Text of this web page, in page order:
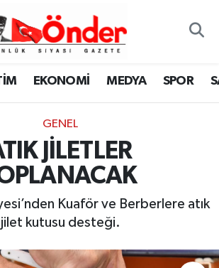
EKONOMİ MEDYA SPOR
GENEL
JİLETLER
Kuaför ve Berberlere atık
jilet kutusu desteği.
Nöbetçi Eczaneler
Namaz Vakitleri
Trafik Yoğunluk Haritası
Puan Durumu ve Fikstür